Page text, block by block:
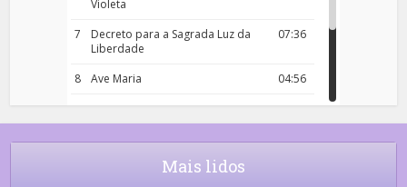
Violeta
7
07:36
Decreto para a Sagrada Luz da
Liberdade
8
04:56
Ave Maria
9
18:00
Rosário da Criança
10
04:43
Decreto 50.03 – Diante da Vossa
Mais lidos